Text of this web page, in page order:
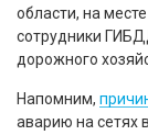
области, на
сотрудники
дорожного
Напомним,
аварию на сетях